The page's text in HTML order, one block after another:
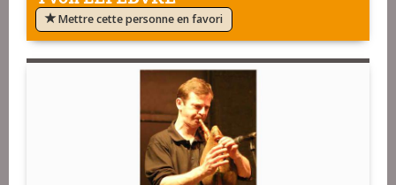
Mettre cette personne en favori